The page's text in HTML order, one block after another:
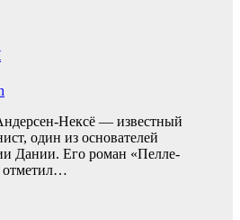
Нексё — известный
один из основателей
Дании. Его роман «Пелле-
отметил…